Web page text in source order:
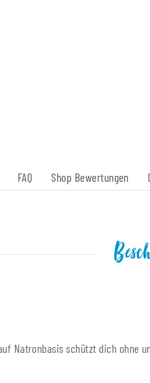
FAQ Shop Bewertungen
Natronbasis schützt dich ohne